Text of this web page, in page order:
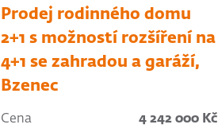
Prodej rodinného domu
2+1 s možností rozšíření na
4+1 se zahradou a garáží,
Bzenec
Cena 4 242 000 Kč